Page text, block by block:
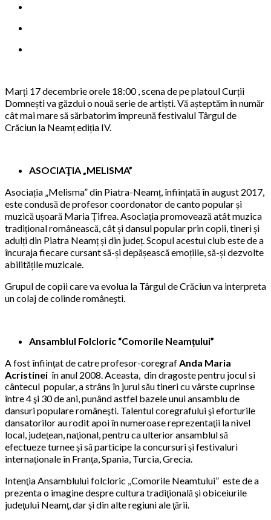
Marți 17 decembrie orele 18:00 , scena de pe platoul Curții
Domnești va găzdui o nouă serie de artiști. Vă așteptăm în număr
cât mai mare să sărbatorim împreună festivalul Târgul de
Crăciun la Neamț ediția IV.
ASOCIAŢIA „MELISMA”
Asociația „Melisma” din Piatra-Neamț, înființată în august 2017,
este condusă de profesor coordonator de canto popular și
muzică ușoară Maria Țifrea. Asociaţia promovează atât muzica
tradițional românească, cât și dansul popular prin copii, tineri și
adulți din Piatra Neamț și din județ. Scopul acestui club este de a
încuraja fiecare cursant să-și depășească emoțiile, să-și dezvolte
abilitățile muzicale.
Grupul de copii care va evolua la Târgul de Crăciun va interpreta
un colaj de colinde româneşti.
Ansamblul Folcloric “Comorile Neamțului”
A fost înfiinţat de catre profesor-coregrafAnda Maria
Acristinei în anul 2008. Aceasta, din dragoste pentru jocul si
cântecul popular, a strâns în jurul său tineri cu vârste cuprinse
între 4 şi 30 de ani, punând astfel bazele unui ansamblu de
dansuri populare româneşti. Talentul coregrafului şi eforturile
dansatorilor au rodit apoi în numeroase reprezentaţii la nivel
local, judeţean, naţional, pentru ca ulterior ansamblul să
efectueze turnee şi să participe la concursuri şi festivaluri
internaţionale în Franţa, Spania, Turcia, Grecia.
Intenţia Ansamblului folcloric ,,Comorile Neamtului” este de a
prezenta o imagine despre cultura tradiţională şi obiceiurile
judeţului Neamţ, dar şi din alte regiuni ale ţării.